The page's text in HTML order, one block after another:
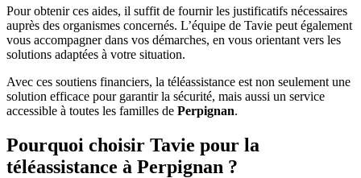
Pour obtenir ces aides, il suffit de fournir les justificatifs nécessaires
auprès des organismes concernés. L’équipe de Tavie peut également
vous accompagner dans vos démarches, en vous orientant vers les
solutions adaptées à votre situation.
Avec ces soutiens financiers, la téléassistance est non seulement une
solution efficace pour garantir la sécurité, mais aussi un service
accessible à toutes les familles de Perpignan.
Pourquoi choisir Tavie pour la
téléassistance à Perpignan ?